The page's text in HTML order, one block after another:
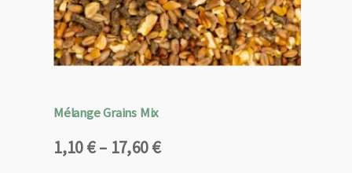
Mélange Grains Mix
1,10€– 17,60€
Plage